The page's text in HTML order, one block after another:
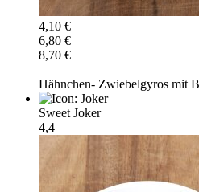
4,10 €
6,80 €
8,70 €
Hähnchen- Zwiebelgyros mit
Sweet Joker
4,4